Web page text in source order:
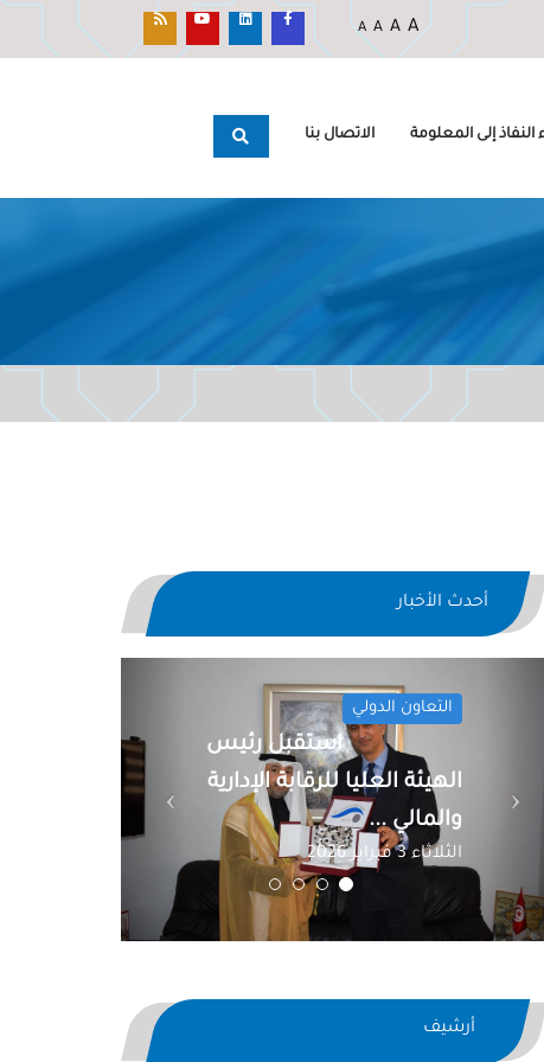
A A A A
إلى المعلومة الاتصال بنا
أحدث الأخبار
التعاون الدولي
استقبل رئيس
الهيئة العليا للرقابة الإدارية
والمالي ...
الثلاثاء 3 فبراير 2026
أرشيف